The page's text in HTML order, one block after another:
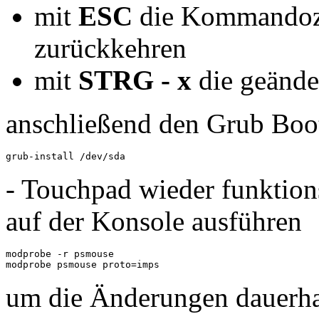
mit ESC die
zurückkehren
mit STRG - x die
anschließend den Grub
grub-install /dev/sda
- Touchpad wieder
auf der Konsole ausführen
modprobe -r psmouse
modprobe psmouse proto=imps
um die Änderungen